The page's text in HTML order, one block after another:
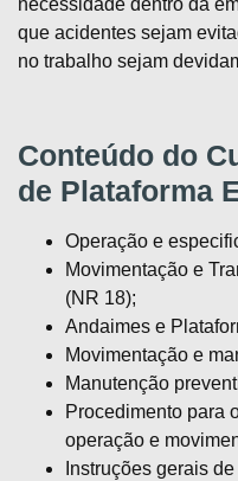
que acidentes sejam
no trabalho sejam
Conteúdo do
de Plataforma
Operação e
Movimentação e
(NR 18);
Andaimes e
Movimentação e
Manutenção
Procedimento para
operação e
Instruções gerais